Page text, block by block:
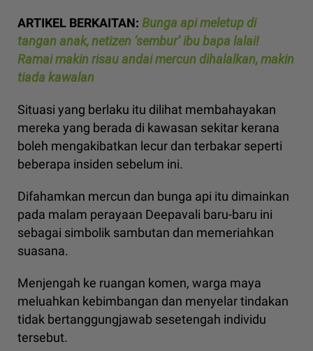
ARTIKEL BERKAITAN: Bunga api meletup di
tangan anak, netizen ‘sembur’ ibu bapa lalai!
Ramai makin risau andai mercun dihalalkan, makin
tiada kawalan
Situasi yang berlaku itu dilihat membahayakan
mereka yang berada di kawasan sekitar kerana
boleh mengakibatkan lecur dan terbakar seperti
beberapa insiden sebelum ini.
Difahamkan mercun dan bunga api itu dimainkan
pada malam perayaan Deepavali baru-baru ini
sebagai simbolik sambutan dan memeriahkan
suasana.
Menjengah ke ruangan komen, warga maya
meluahkan kebimbangan dan menyelar tindakan
tidak bertanggungjawab sesetengah individu
tersebut.